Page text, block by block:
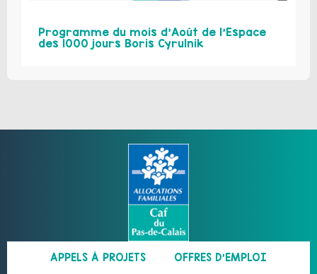
Programme du mois d’Août de l’Espace
des 1000 jours Boris Cyrulnik
APPELS À PROJETS OFFRES D’EMPLOI